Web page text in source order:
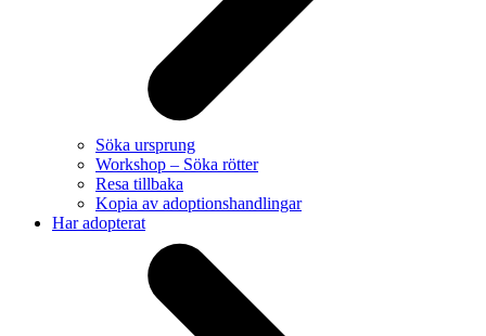
Söka ursprung
Workshop – Söka rötter
Resa tillbaka
Kopia av adoptionshandlingar
Har adopterat